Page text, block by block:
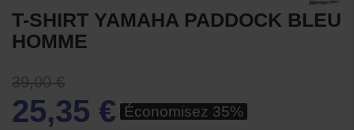
T-SHIRT YAMAHA PADDOCK BLEU
HOMME
39,00 €
25,35 € Économisez 35%